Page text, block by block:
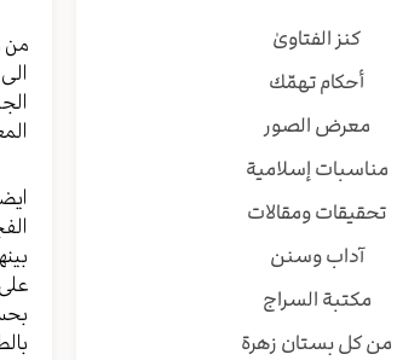
كنز الفتاوىٰ
أحكام تهمّك
معرض الصور
مناسبات إسلامية
تحقيقات ومقالات
آداب وسنن
مكتبة السراج
من كل بستان زهرة
من